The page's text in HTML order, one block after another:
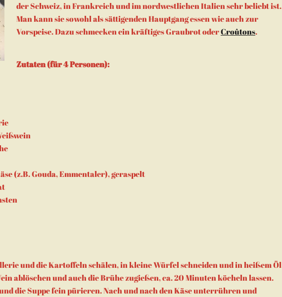
der Schweiz, in Frankreich und im nordwestlichen Italien sehr beliebt ist.
Man kann sie sowohl als sättigenden Hauptgang essen wie auch zur
Vorspeise. Dazu schmecken ein kräftiges Graubrot oderCroûtons.
Zutaten (für 4 Personen):
(z.B. Gouda, Emmentaler), geraspelt
und die Kartoffeln schälen, in kleine Würfel schneiden und in heißem Öl
ablöschen und auch die Brühe zugießen, ca. 20 Minuten köcheln lassen.
die Suppe fein pürieren. Nach und nach den Käse unterrühren und